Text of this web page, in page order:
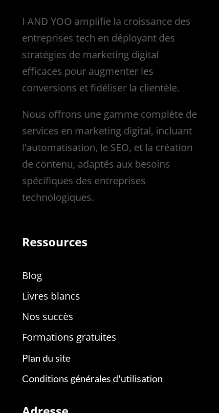
I AND YOO amplifie la croissance des
entreprises tech en déployant des
stratégies de marketing digital
efficaces pour augmenter les
conversions et fidéliser la clientèle.
Nous offrons une gamme complète de
services en marketing digital, incluant
l'automatisation, le SEO, et la création
de contenu, adaptés aux besoins
spécifiques des entreprises
technologiques.
Ressources
Blog
Livres blancs
Nos succès
Formations gratuites
Plan du site
Conditions générales d'utilisation